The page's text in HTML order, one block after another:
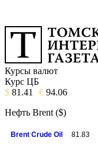
Курсы валют
Курс ЦБ
$ 81.41 € 94.06
Нефть Brent ($)
Brent Crude Oil 81.83